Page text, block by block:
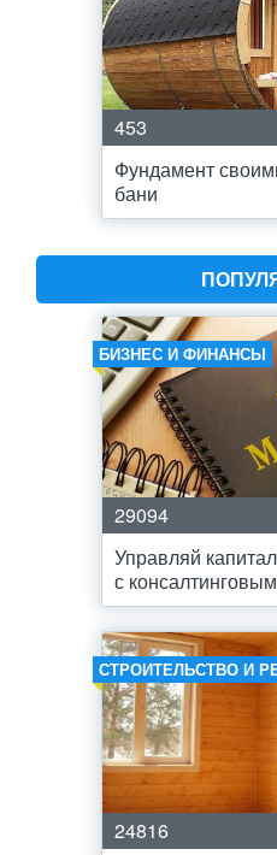
453
Фундамент
бани
БИЗНЕС И ФИНАНСЫ
29094
Управляй
с
СТРОИТЕЛЬСТВО И
24816